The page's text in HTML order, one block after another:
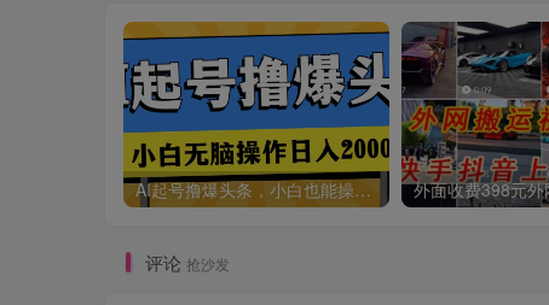
AI起号撸爆头条，小白也能操作，日入2000+
评论 抢沙发